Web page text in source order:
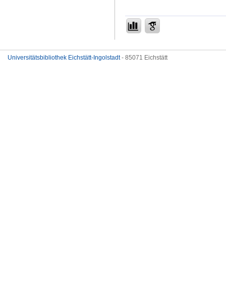
Universitätsbibliothek Eichstätt-Ingolstadt- 85071 Eichstätt